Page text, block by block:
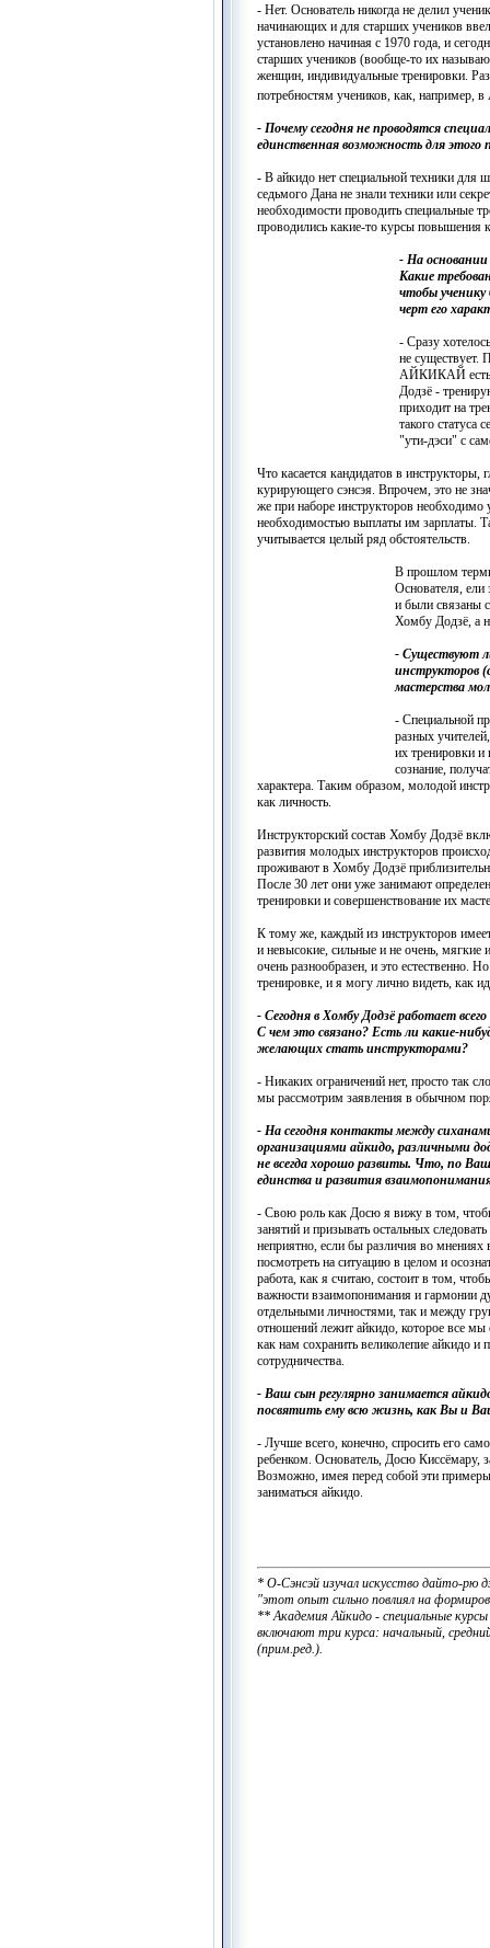
- Нет. Основатель никогда не делил
начинающих и для старших учеников
установлено начиная с 1970 года, и
старших учеников (вообще-то их
женщин, индивидуальные тренировки.
потребностям учеников, как, например,
- Почему сегодня не проводятся
единственная возможность для этого
- В айкидо нет специальной техники для
седьмого Дана не знали техники или
необходимости проводить специальные
проводились какие-то курсы
- На
Какие
чтобы ученику
черт его
- Сразу
не существует.
АЙКИКАЙ есть
Додзё -
приходит на
такого статуса
"ути-дэси" с
Что касается кандидатов в
курирующего сэнсэя. Впрочем, это не
же при наборе инструкторов необходимо
необходимостью выплаты им зарплаты.
учитывается целый ряд обстоятельств.
В прошлом
Основателя, ели
и были связаны
Хомбу Додзё, а
- Существуют
инструкторов
мастерства
- Специальной
разных
их тренировки и
сознание,
характера. Таким образом, молодой
как личность.
Инструкторский состав Хомбу Додзё
развития молодых инструкторов
проживают в Хомбу Додзё
После 30 лет они уже занимают
тренировки и совершенствование их
К тому же, каждый из инструкторов
и невысокие, сильные и не очень, мягкие
очень разнообразен, и это естественно.
тренировке, и я могу лично видеть, как
- Сегодня в Хомбу Додзё работает
С чем это связано? Есть ли какие-
желающих стать инструкторами?
- Никаких ограничений нет, просто так
мы рассмотрим заявления в обычном
- На сегодня контакты между
организациями айкидо, различными
не всегда хорошо развиты. Что, по
единства и развития
- Свою роль как Досю я вижу в том,
занятий и призывать остальных
неприятно, если бы различия во
посмотреть на ситуацию в целом и
работа, как я считаю, состоит в том,
важности взаимопонимания и гармонии
отдельными личностями, так и между
отношений лежит айкидо, которое все
как нам сохранить великолепие айкидо и
сотрудничества.
- Ваш сын регулярно занимается
посвятить ему всю жизнь, как Вы и
- Лучше всего, конечно, спросить его
ребенком. Основатель, Досю Киссёмару,
Возможно, имея перед собой эти
заниматься айкидо.
* О-Сэнсэй изучал искусство дайто-рю
"этот опыт сильно повлиял на
** Академия Айкидо - специальные
включают три курса: начальный,
(прим.ред.).